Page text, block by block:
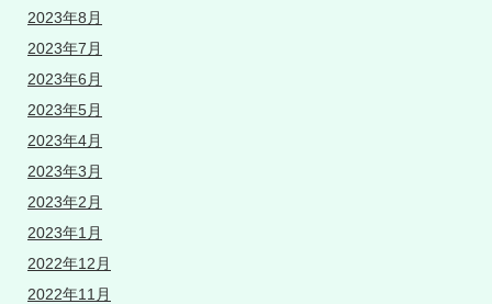
2023年8月
2023年7月
2023年6月
2023年5月
2023年4月
2023年3月
2023年2月
2023年1月
2022年12月
2022年11月